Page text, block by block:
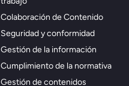
Colaboración de Contenido
Seguridad y conformidad
Gestión de la información
Cumplimiento de la normativa
Gestión de contenidos